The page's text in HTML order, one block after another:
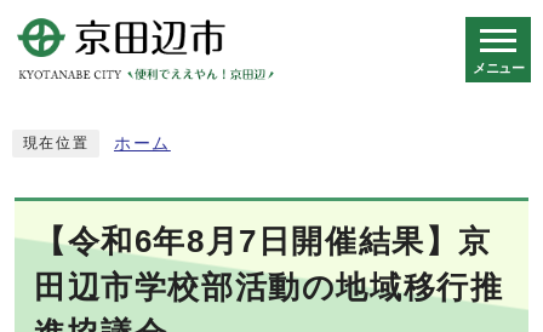
メニュー
現在位置 ホーム
【令和6年8月7日開催結果】京
田辺市学校部活動の地域移行推